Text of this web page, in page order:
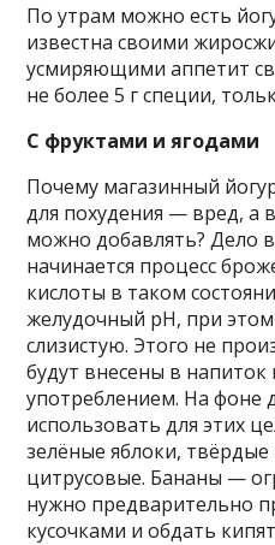
По утрам можно есть
известна своими
усмиряющими аппетит
не более 5 г специи,
С фруктами и ягодами
Почему магазинный
для похудения — вред, а
можно добавлять? Дело
начинается процесс
кислоты в таком
желудочный pH, при
слизистую. Этого не
будут внесены в
употреблением. На фоне
использовать для этих
зелёные яблоки,
цитрусовые. Бананы —
нужно предварительно
кусочками и обдать